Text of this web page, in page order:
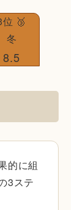
位 🥉
冬
8.5
的に組
3ステ